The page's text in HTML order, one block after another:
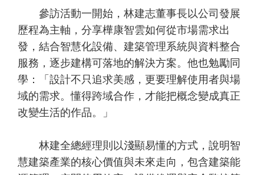
參訪活動一開始，林建志董事長以公司發展
歷程為主軸，分享樺康智雲如何從市場需求出
發，結合智慧化設備、建築管理系統與資料整合
服務，逐步建構可落地的解決方案。他也勉勵同
學：「設計不只追求美感，更要理解使用者與場
域的需求。懂得跨域合作，才能把概念變成真正
改變生活的作品。」
林建全總經理則以淺顯易懂的方式，說明智
慧建築產業的核心價值與未來走向，包含建築能